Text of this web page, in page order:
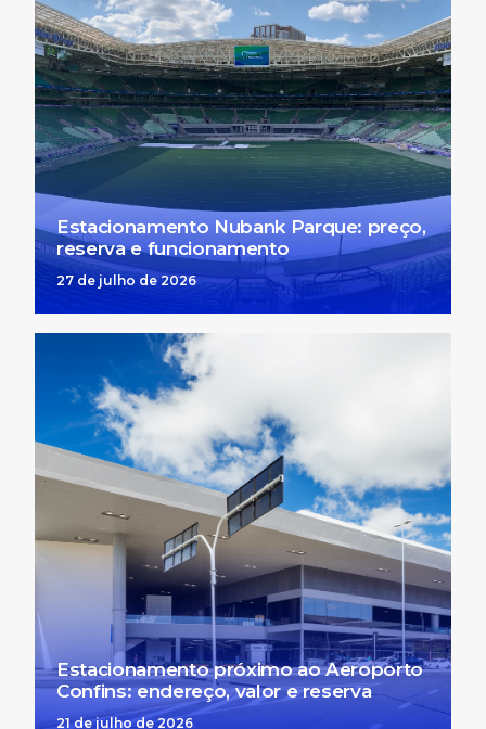
Estacionamento Nubank Parque: preço,
reserva e funcionamento
27 de julho de 2026
Estacionamento próximo ao Aeroporto
Confins: endereço, valor e reserva
21 de julho de 2026